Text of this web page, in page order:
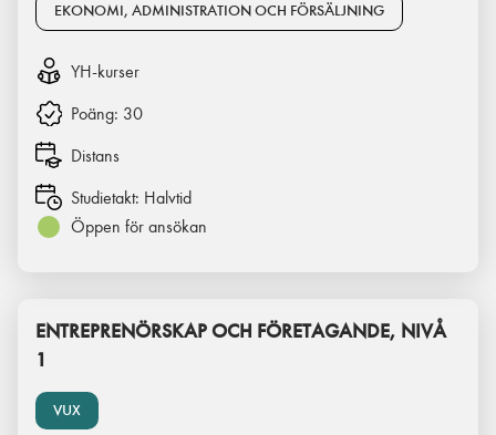
EKONOMI, ADMINISTRATION OCH FÖRSÄLJNING
YH-kurser
Poäng: 30
Distans
Studietakt: Halvtid
Öppen för ansökan
VUX
ENTREPRENÖRSKAP OCH FÖRETAGANDE, NIVÅ
1